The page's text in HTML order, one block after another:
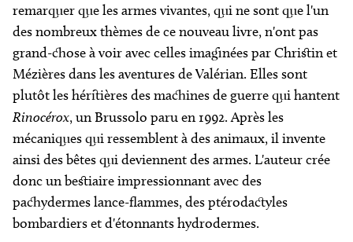
remarquer que les armes vivantes, qui ne sont que l'un
des nombreux thèmes de ce nouveau livre, n'ont pas
grand-chose à voir avec celles imaginées par Christin et
Mézières dans les aventures de Valérian. Elles sont
plutôt les héritières des machines de guerre qui hantent
Rinocérox, un Brussolo paru en 1992. Après les
mécaniques qui ressemblent à des animaux, il invente
ainsi des bêtes qui deviennent des armes. L'auteur crée
donc un bestiaire impressionnant avec des
pachydermes lance-flammes, des ptérodactyles
bombardiers et d'étonnants hydrodermes.